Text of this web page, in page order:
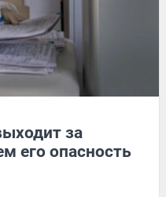
за
его опасность